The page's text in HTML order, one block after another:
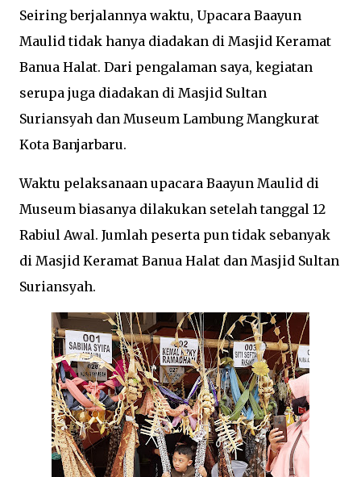
Seiring berjalannya waktu, Upacara Baayun
Maulid tidak hanya diadakan di Masjid Keramat
Banua Halat. Dari pengalaman saya, kegiatan
serupa juga diadakan di Masjid Sultan
Suriansyah dan Museum Lambung Mangkurat
Kota Banjarbaru.
Waktu pelaksanaan upacara Baayun Maulid di
Museum biasanya dilakukan setelah tanggal 12
Rabiul Awal. Jumlah peserta pun tidak sebanyak
di Masjid Keramat Banua Halat dan Masjid Sultan
Suriansyah.